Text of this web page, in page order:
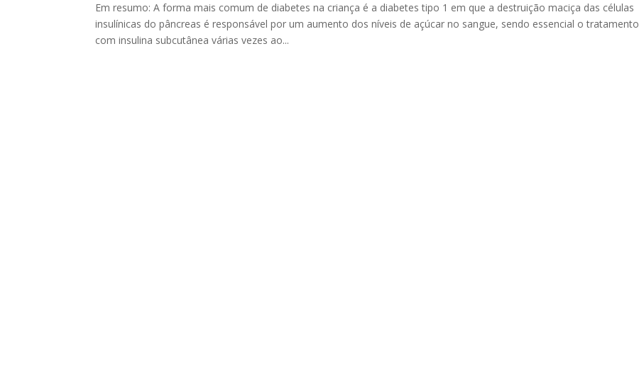
Em resumo: A forma mais comum de diabetes na criança é a diabetes tipo 1 em que a destruição maciça das células
insulínicas do pâncreas é responsável por um aumento dos níveis de açúcar no sangue, sendo essencial o tratamento
com insulina subcutânea várias vezes ao...